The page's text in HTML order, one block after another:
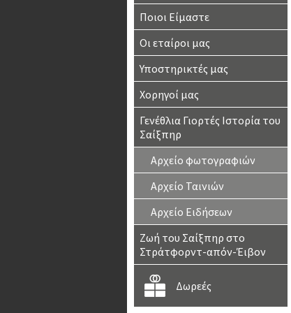
Ποιοι Είμαστε
Οι εταίροι μας
Υποστηρικτές μας
Χορηγοί μας
Γενέθλια Γιορτές Ιστορία του
Σαίξπηρ
Αρχείο φωτογραφιών
Αρχείο Ταινιών
Αρχείο Ειδήσεων
Ζωή του Σαίξπηρ στο
Στράτφορντ-απόν-Έιβον
Δωρεές